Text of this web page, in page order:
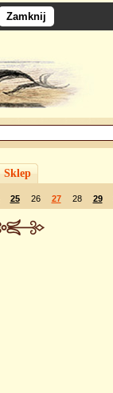
Zamknij
Sklep
25 26 27 28 29